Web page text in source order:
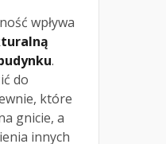
wpływa
.
do
które
gnicie, a
innych